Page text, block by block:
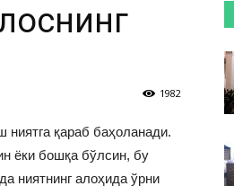
ВАКИЛЛИГИ
1982
қараб баҳоланади.
ёки бошқа бўлсин, бу
ниятнинг алоҳида ўрни